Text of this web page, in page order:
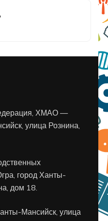
ХМАО —
улица Рознина,
город Ханты-
дом 18.
Мансийск, улица